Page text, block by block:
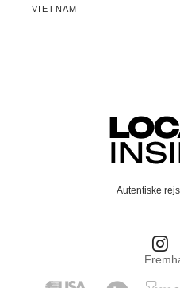
VIETNAM
Autentiske